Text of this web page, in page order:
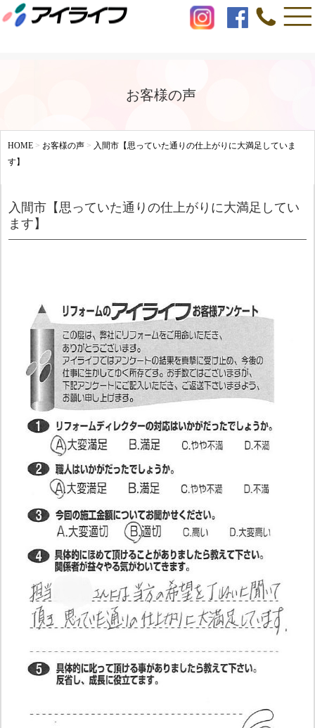
お客様の声
HOME > お客様の声 > 入間市【思っていた通りの仕上がりに大満足していま
す】
入間市【思っていた通りの仕上がりに大満足してい
ます】